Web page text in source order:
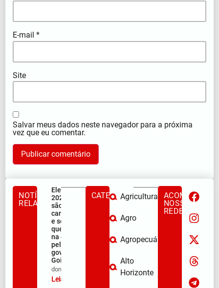
E-mail*
Site
Salvar meus dados neste navegador para a próxima
vez que eu comentar.
NOTÍCIAS
RELACIONADAS
Eleições
2026: quem
são os seis
candidatos
e seus vices
que entram
na disputa
pelo
governo de
Goiás.
dom/08/2026
Leia mais »
CATEGORIASAgricultura
Agro
Agropecuária
Alto
Horizonte
ACOMPANHE
NOSSAS
REDES